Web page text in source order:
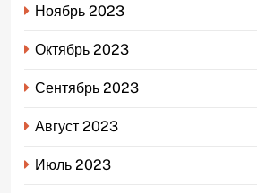
Ноябрь 2023
Октябрь 2023
Сентябрь 2023
Август 2023
Июль 2023